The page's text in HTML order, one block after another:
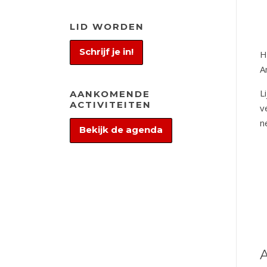
LID WORDEN
Schrijf je in!
AANKOMENDE
ACTIVITEITEN
Bekijk de agenda